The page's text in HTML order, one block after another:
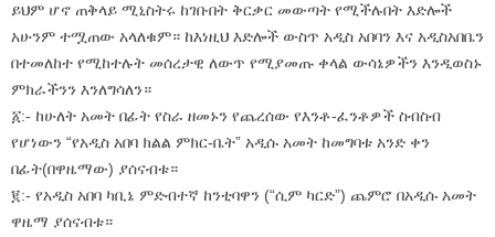
ይህም ሆኖ ጠቅላይ ሚኒስትሩ ከገቡበት ቅርቃር መውጣት የሚችሉበት እድሎች
አሁንም ተሟጠው አላለቁም። ከእነዚህ እድሎች ውስጥ አዲስ አበባን እና አዲስአበቤን
በተመለከተ የሚከተሉት መሰረታዊ ለውጥ የሚያመጡ ቀላል ውሳኔዎችን እንዲወስኑ
ምክራችንን እንለግሳለን።
፩:- ከሁለት አመት በፊት የስራ ዘመኑን የጨረሰው የእንቶ-ፈንቶዎች ስብስብ
የሆነውን “የአዲስ አበባ ክልል ምክር-ቤት” አዲሱ አመት ከመግባቱ አንድ ቀን
በፊት(በዋዜማው) ያሰናብቱ።
፪:- የአዲስ አበባ ካቢኔ ምድብተኛ ከንቲባዋን (“ሲም ካርድ”) ጨምሮ በአዲሱ አመት
ዋዜማ ያሰናብቱ።